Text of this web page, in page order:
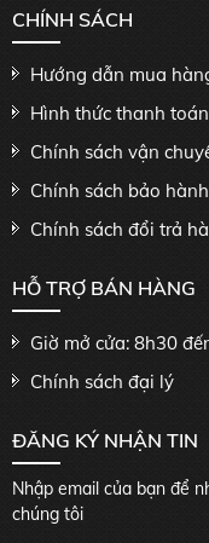
CHÍNH SÁCH
Hướng dẫn mua
Hình thức thanh toán
Chính sách vận
Chính sách bảo hành
Chính sách đổi trả
HỖ TRỢ BÁN HÀNG
Giờ mở cửa: 8h30
Chính sách đại lý
ĐĂNG KÝ NHẬN TIN
Nhập email của bạn để
chúng tôi